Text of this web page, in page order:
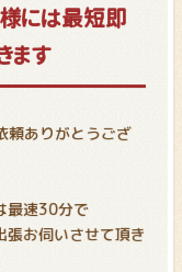
には最短即
ます
頼ありがとうござ
最速30分で
お伺いさせて頂き